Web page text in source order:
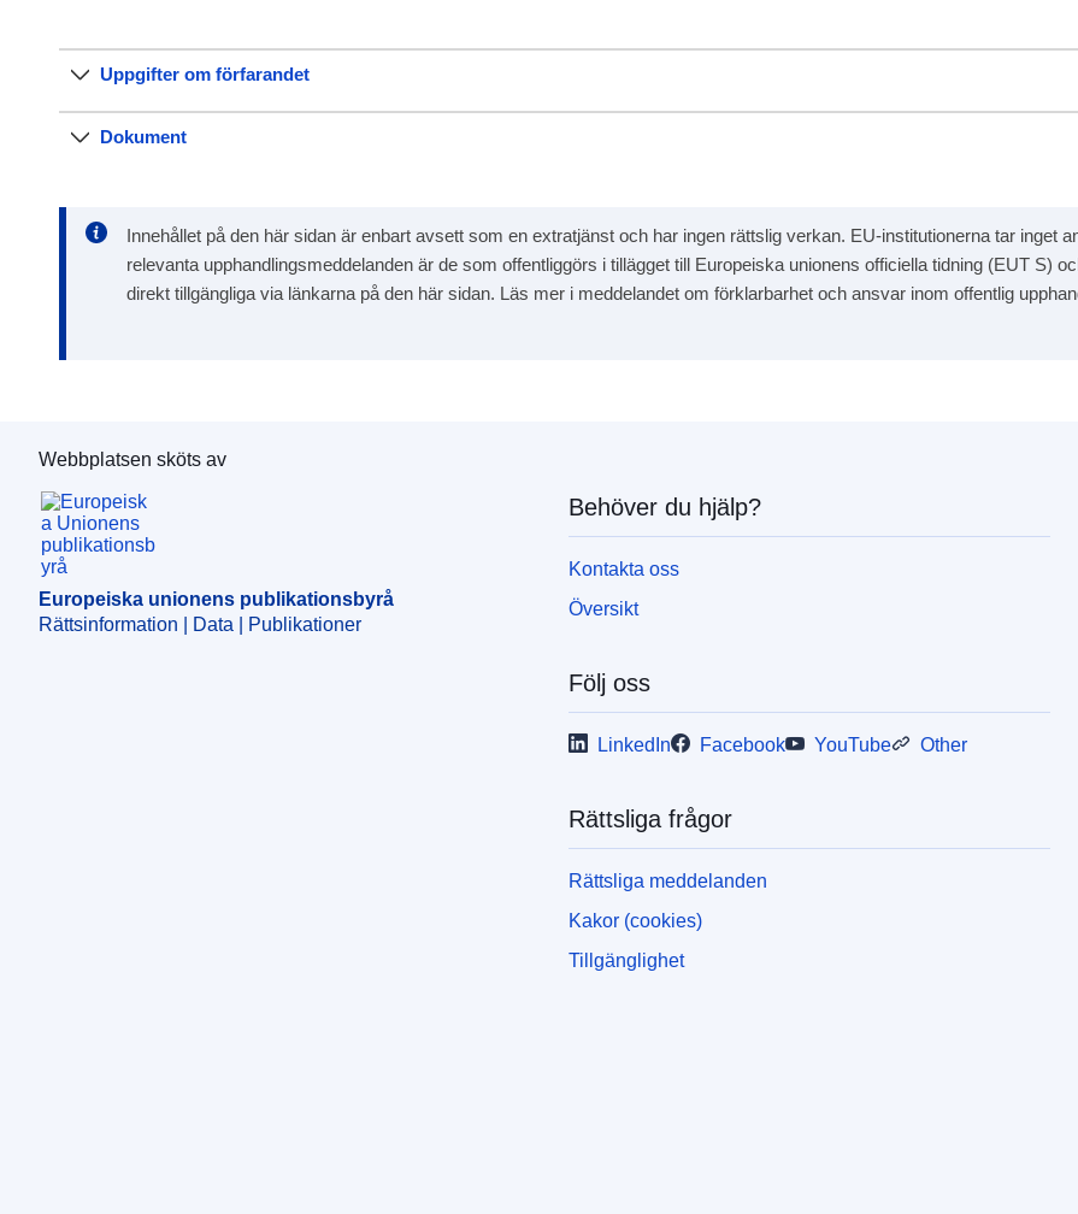
Uppgifter om förfarandet
Dokument
Innehållet på den här sidan är enbart avsett som en extratjänst och har ingen rättslig verkan. EU-institutionerna tar inget
relevanta upphandlingsmeddelanden är de som offentliggörs i tillägget till Europeiska unionens officiella tidning (EUT S)
direkt tillgängliga via länkarna på den här sidan. Läs mer i meddelandet om förklarbarhet och ansvar inom offentlig
Europeiska unionens publikationsbyrå
Webbplatsen sköts av
Europeiska unionens publikationsbyrå
Rättsinformation | Data | Publikationer
Behöver du hjälp?
Kontakta oss
Översikt
Följ oss
LinkedIn Facebook YouTube Other
Rättsliga frågor
Rättsliga meddelanden
Kakor (cookies)
Tillgänglighet